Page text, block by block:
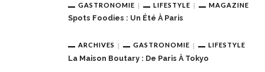
GASTRONOMIE LIFESTYLE MAGAZINE
Spots Foodies : Un Été À Paris
ARCHIVES GASTRONOMIE LIFESTYLE
La Maison Boutary : De Paris À Tokyo